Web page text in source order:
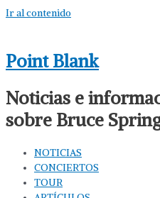
Ir al contenido
Point Blank
Noticias e
sobre Bruce
NOTICIAS
CONCIERTOS
TOUR